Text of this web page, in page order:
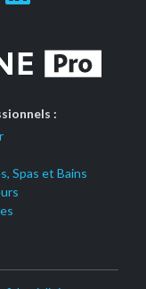
:
Spas et Bains